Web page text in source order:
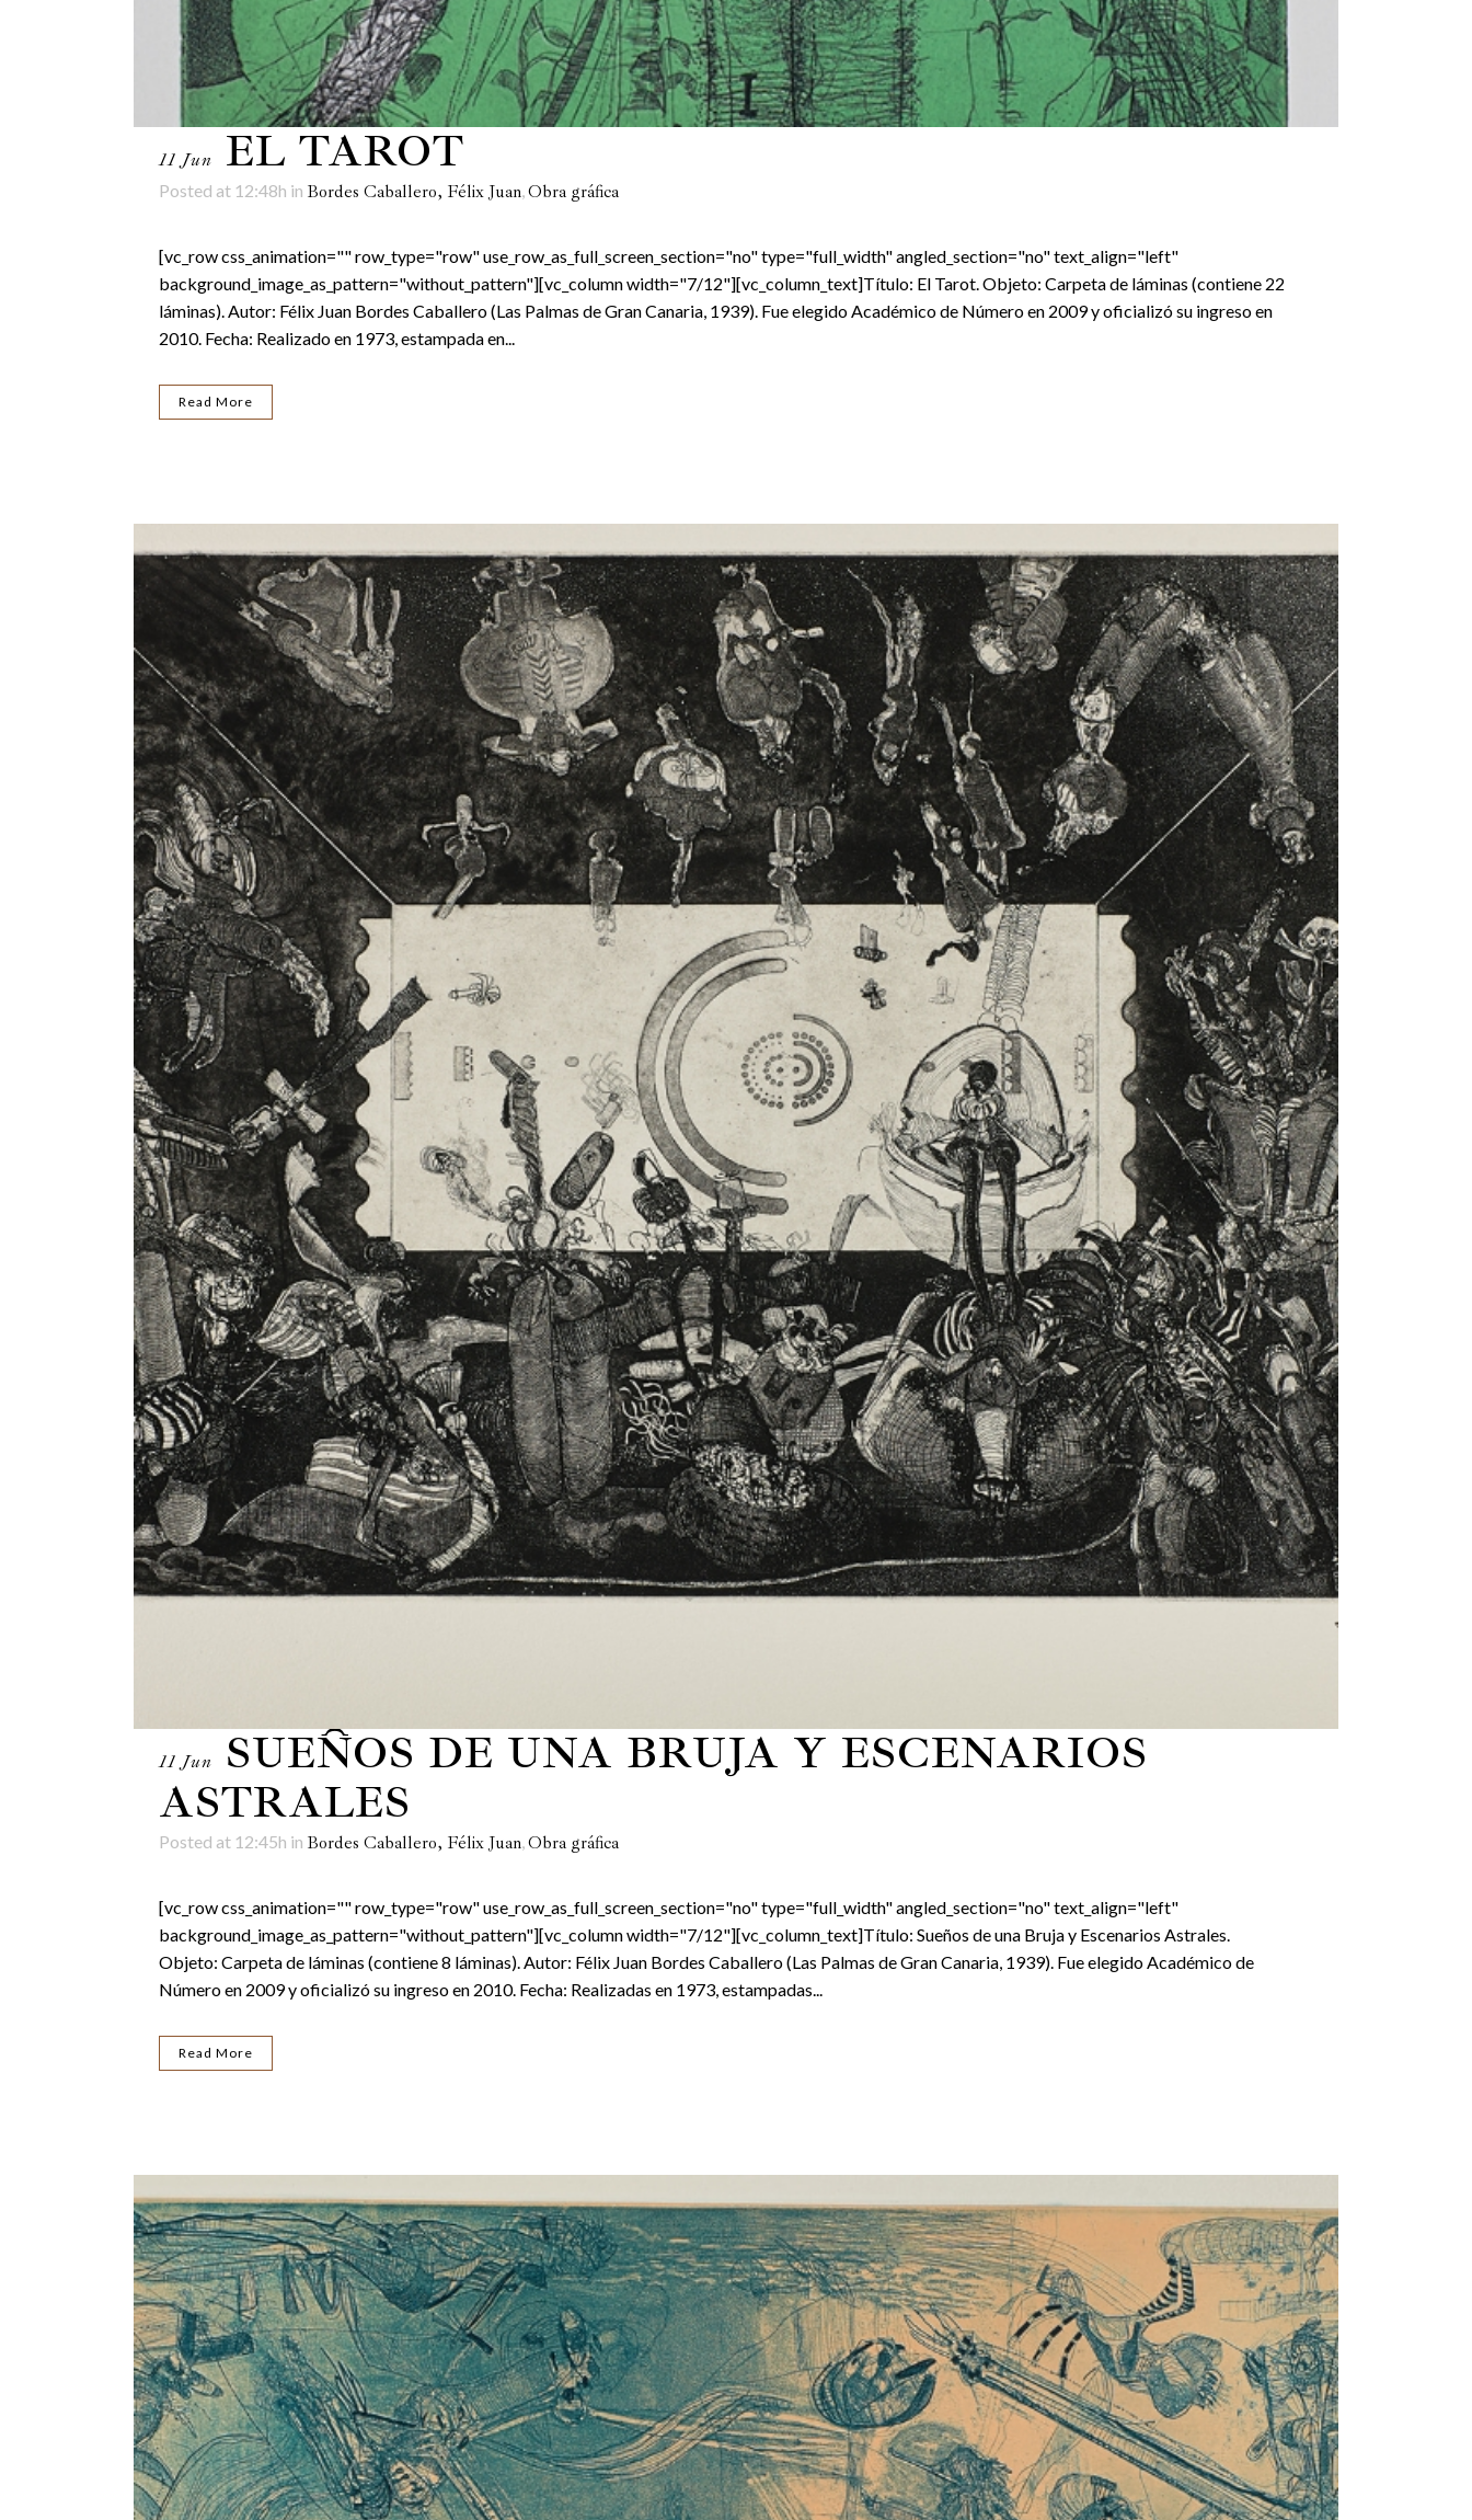
11 Jun EL TAROT
Posted at 12:48h in Bordes Caballero, Félix Juan,Obra gráfica
[vc_row css_animation="" row_type="row" use_row_as_full_screen_section="no" type="full_width" angled_section="no" text_align="left"
background_image_as_pattern="without_pattern"][vc_column width="7/12"][vc_column_text]Título: El Tarot. Objeto: Carpeta de láminas (contiene 22
láminas). Autor: Félix Juan Bordes Caballero (Las Palmas de Gran Canaria, 1939). Fue elegido Académico de Número en 2009 y oficializó su ingreso en
2010. Fecha: Realizado en 1973, estampada en...
Read More
11 Jun
SUEÑOS DE UNA BRUJA Y ESCENARIOS
ASTRALES
Posted at 12:45h in Bordes Caballero, Félix Juan,Obra gráfica
[vc_row css_animation="" row_type="row" use_row_as_full_screen_section="no" type="full_width" angled_section="no" text_align="left"
background_image_as_pattern="without_pattern"][vc_column width="7/12"][vc_column_text]Título: Sueños de una Bruja y Escenarios Astrales.
Objeto: Carpeta de láminas (contiene 8 láminas). Autor: Félix Juan Bordes Caballero (Las Palmas de Gran Canaria, 1939). Fue elegido Académico de
Número en 2009 y oficializó su ingreso en 2010. Fecha: Realizadas en 1973, estampadas...
Read More